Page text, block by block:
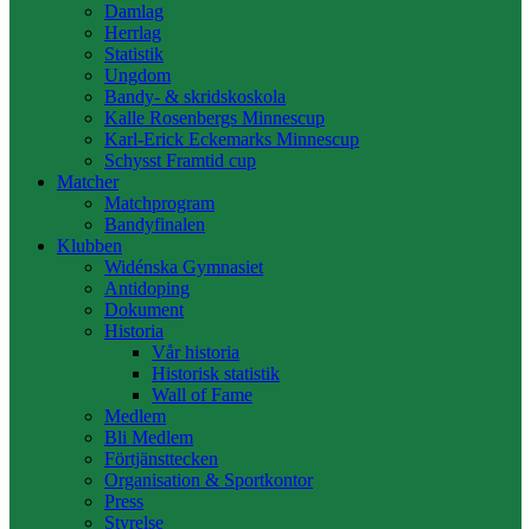
Damlag
Herrlag
Statistik
Ungdom
Bandy- & skridskoskola
Kalle Rosenbergs Minnescup
Karl-Erick Eckemarks Minnescup
Schysst Framtid cup
Matcher
Matchprogram
Bandyfinalen
Klubben
Widénska Gymnasiet
Antidoping
Dokument
Historia
Vår historia
Historisk statistik
Wall of Fame
Medlem
Bli Medlem
Förtjänsttecken
Organisation & Sportkontor
Press
Styrelse